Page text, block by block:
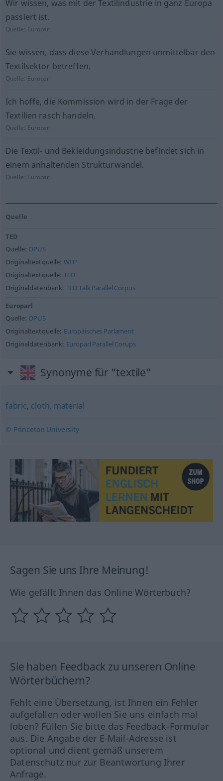
Wir wissen, was mit der Textilindustrie in ganz Europa
passiert ist.
Quelle: Europarl
Sie wissen, dass diese Verhandlungen unmittelbar den
Textilsektor betreffen.
Quelle: Europarl
Ich hoffe, die Kommission wird in der Frage der
Textilien rasch handeln.
Quelle: Europarl
Die Textil- und Bekleidungsindustrie befindet sich in
einem anhaltenden Strukturwandel.
Quelle: Europarl
Quelle
TED
Quelle: OPUS
Originaltextquelle: WIT³
Originaltextquelle: TED
Originaldatenbank: TED Talk Parallel Corpus
Europarl
Quelle: OPUS
Originaltextquelle: Europäisches Parlament
Originaldatenbank: Europarl Parallel Corups
Synonyme für "textile"
fabric, cloth, material
© Princeton University
Sagen Sie uns Ihre Meinung!
Wie gefällt Ihnen das Online Wörterbuch?
Sie haben Feedback zu unseren Online
Wörterbüchern?
Fehlt eine Übersetzung, ist Ihnen ein Fehler
aufgefallen oder wollen Sie uns einfach mal
loben? Füllen Sie bitte das Feedback-Formular
aus. Die Angabe der E-Mail-Adresse ist
optional und dient gemäß unserem
Datenschutz nur zur Beantwortung Ihrer
Anfrage.